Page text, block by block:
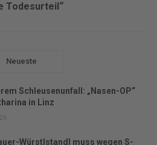
Todesurteil“
Neueste
Schleusenunfall: „Nasen-OP“
in Linz
Würstlstandl muss wegen S-